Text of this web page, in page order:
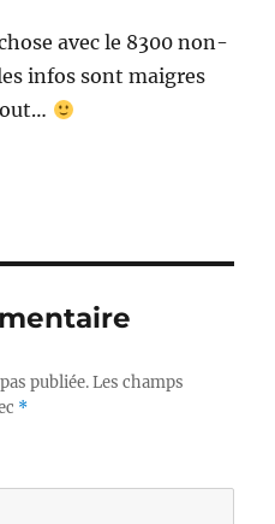
avec le 8300 non-
infos sont maigres
publiée. Les champs
*